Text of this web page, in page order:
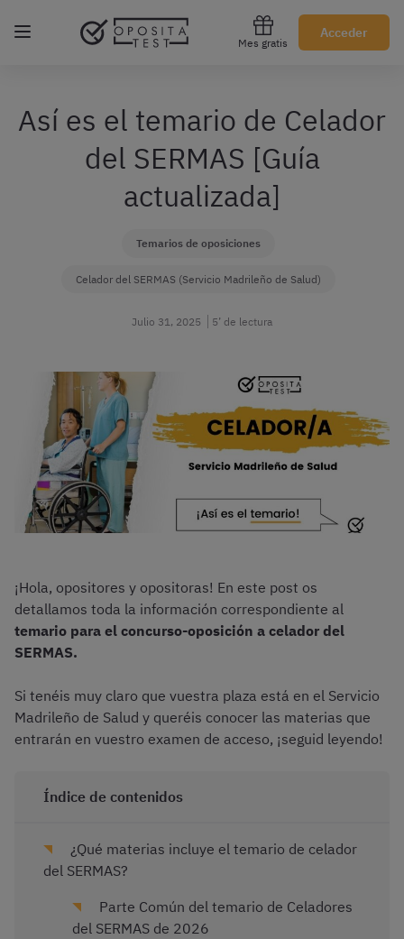
Mes gratis
Acceder
Regístrate gratis
Así es el temario de Celador
del SERMAS [Guía
actualizada]
Temarios de oposiciones
Celador del SERMAS (Servicio Madrileño de Salud)
Julio 31, 2025 5’ de lectura
¡Hola, opositores y opositoras! En este post os
detallamos toda la información correspondiente al
temario para el concurso-oposición a celador del
SERMAS.
Si tenéis muy claro que vuestra plaza está en el Servicio
Madrileño de Salud y queréis conocer las materias que
entrarán en vuestro examen de acceso, ¡seguid leyendo!
Índice de contenidos
¿Qué materias incluye el temario de celador
del SERMAS?
Parte Común del temario de Celadores
del SERMAS de 2026